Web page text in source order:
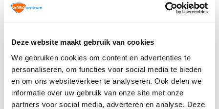
Deze website maakt gebruik van cookies
We gebruiken cookies om content en advertenties te
personaliseren, om functies voor social media te bieden
en om ons websiteverkeer te analyseren. Ook delen we
informatie over uw gebruik van onze site met onze
partners voor social media, adverteren en analyse. Deze
medewerkers bewust te maken van werkveiligheid.
Maak ze extra interactief met een QR-code die leidt
informatie. In de FAQ's zijn nog een aantal
Bewust Veilig dag poster pdf